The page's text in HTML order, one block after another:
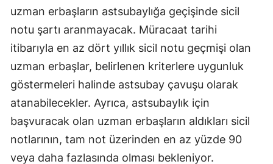
uzman erbaşların astsubaylığa geçişinde sicil
notu şartı aranmayacak. Müracaat tarihi
itibarıyla en az dört yıllık sicil notu geçmişi olan
uzman erbaşlar, belirlenen kriterlere uygunluk
göstermeleri halinde astsubay çavuşu olarak
atanabilecekler. Ayrıca, astsubaylık için
başvuracak olan uzman erbaşların aldıkları sicil
notlarının, tam not üzerinden en az yüzde 90
veya daha fazlasında olması bekleniyor.